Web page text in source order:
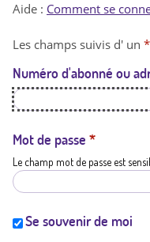
t
a
t
i
Aide : Comment se
Les champs suivis d' un *
Numéro d'abonné ou
Mot de passe *
Le champ mot de passe est
Se souvenir de moi